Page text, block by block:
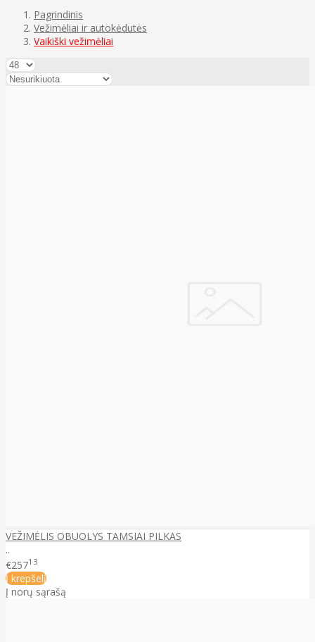
Pagrindinis
Vežimėliai ir autokėdutės
Vaikiški vežimėliai
VEŽIMĖLIS OBUOLYS TAMSIAI PILKAS
..
€25713
Į krepšelį
Į norų sąrašą